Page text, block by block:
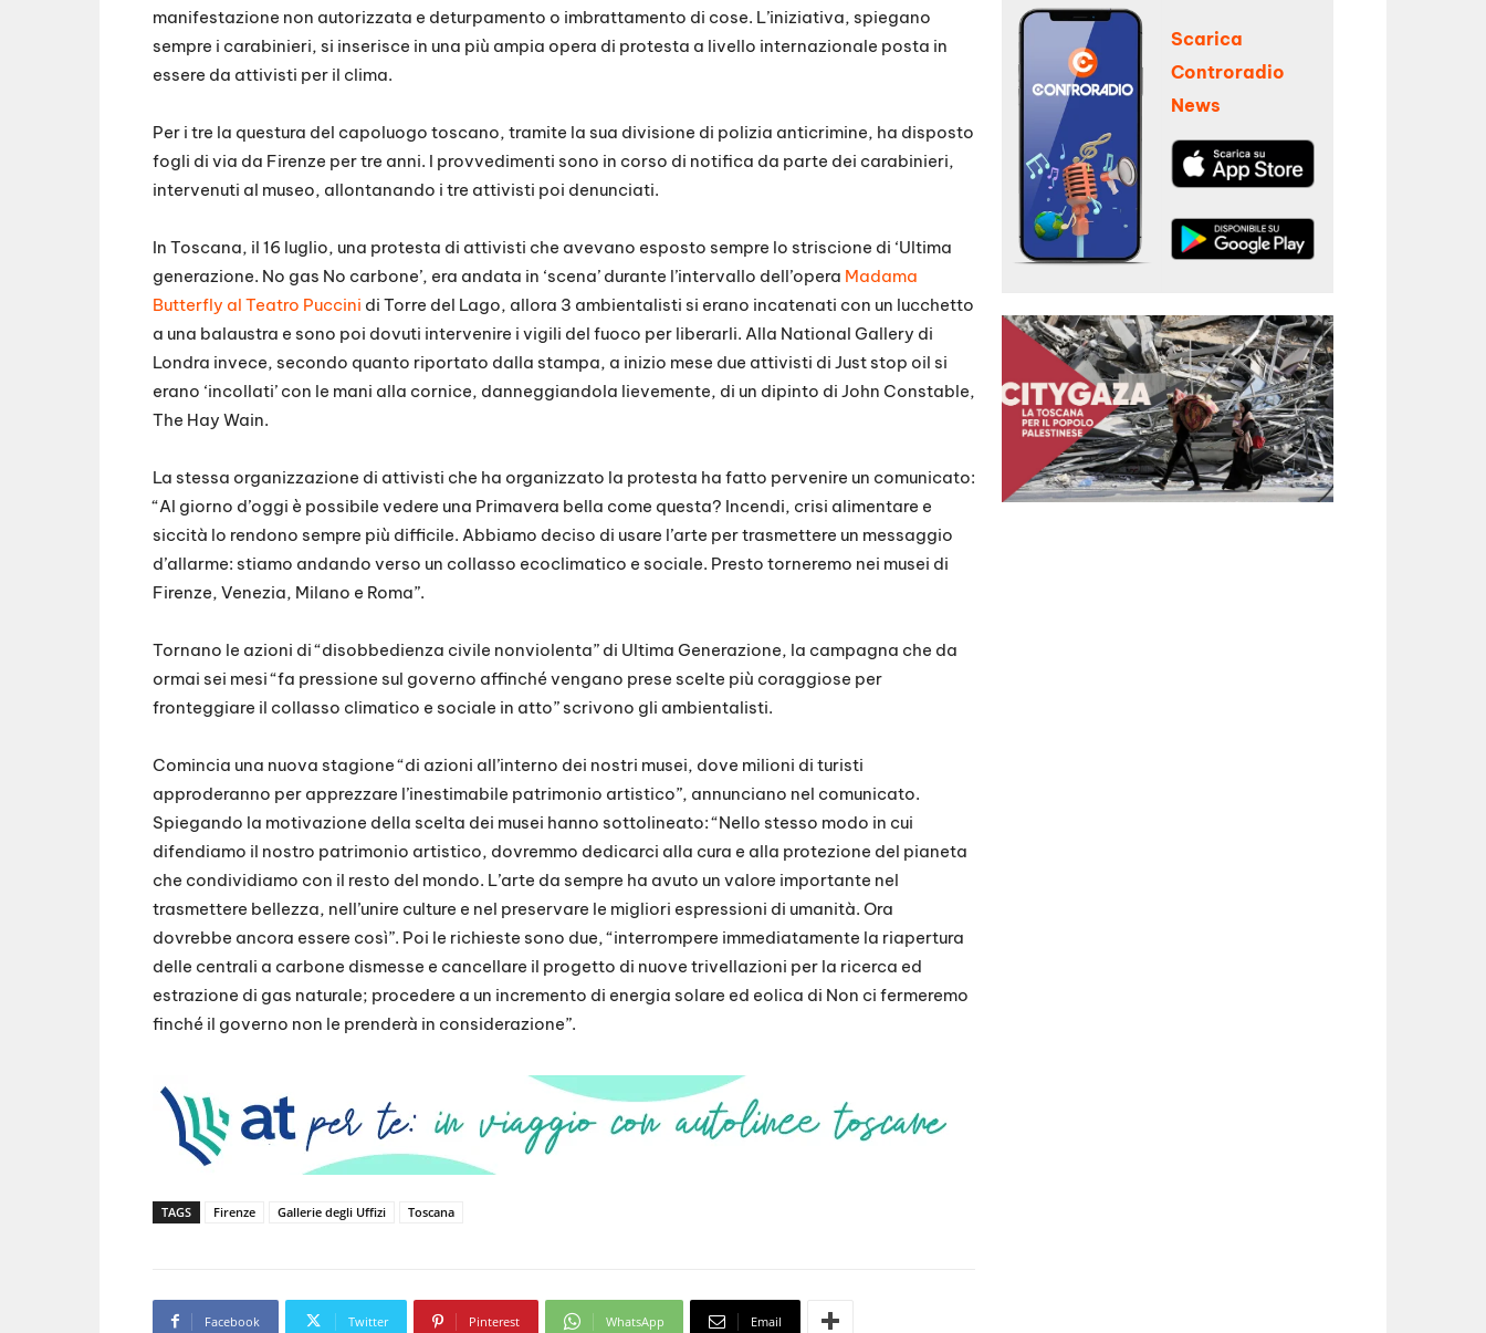
manifestazione non autorizzata e deturpamento o imbrattamento di cose. L’iniziativa, spiegano
sempre i carabinieri, si inserisce in una più ampia opera di protesta a livello internazionale posta in
essere da attivisti per il clima.
Per i tre la questura del capoluogo toscano, tramite la sua divisione di polizia anticrimine, ha disposto
fogli di via da Firenze per tre anni. I provvedimenti sono in corso di notifica da parte dei carabinieri,
intervenuti al museo, allontanando i tre attivisti poi denunciati.
In Toscana, il 16 luglio, una protesta di attivisti che avevano esposto sempre lo striscione di ‘Ultima
generazione. No gas No carbone’, era andata in ‘scena’ durante l’intervallo dell’opera Madama
Butterfly al Teatro Puccini di Torre del Lago, allora 3 ambientalisti si erano incatenati con un lucchetto
a una balaustra e sono poi dovuti intervenire i vigili del fuoco per liberarli. Alla National Gallery di
Londra invece, secondo quanto riportato dalla stampa, a inizio mese due attivisti di Just stop oil si
erano ‘incollati’ con le mani alla cornice, danneggiandola lievemente, di un dipinto di John Constable,
The Hay Wain.
La stessa organizzazione di attivisti che ha organizzato la protesta ha fatto pervenire un comunicato:
“Al giorno d’oggi è possibile vedere una Primavera bella come questa? Incendi, crisi alimentare e
siccità lo rendono sempre più difficile. Abbiamo deciso di usare l’arte per trasmettere un messaggio
d’allarme: stiamo andando verso un collasso ecoclimatico e sociale. Presto torneremo nei musei di
Firenze, Venezia, Milano e Roma”.
Tornano le azioni di “disobbedienza civile nonviolenta” di Ultima Generazione, la campagna che da
ormai sei mesi “fa pressione sul governo affinché vengano prese scelte più coraggiose per
fronteggiare il collasso climatico e sociale in atto” scrivono gli ambientalisti.
Comincia una nuova stagione “di azioni all’interno dei nostri musei, dove milioni di turisti
approderanno per apprezzare l’inestimabile patrimonio artistico”, annunciano nel comunicato.
Spiegando la motivazione della scelta dei musei hanno sottolineato: “Nello stesso modo in cui
difendiamo il nostro patrimonio artistico, dovremmo dedicarci alla cura e alla protezione del pianeta
che condividiamo con il resto del mondo. L’arte da sempre ha avuto un valore importante nel
trasmettere bellezza, nell’unire culture e nel preservare le migliori espressioni di umanità. Ora
dovrebbe ancora essere così”. Poi le richieste sono due, “interrompere immediatamente la riapertura
delle centrali a carbone dismesse e cancellare il progetto di nuove trivellazioni per la ricerca ed
estrazione di gas naturale; procedere a un incremento di energia solare ed eolica di Non ci fermeremo
finché il governo non le prenderà in considerazione”.
TAGS Firenze Gallerie degli Uffizi Toscana
Facebook Twitter Pinterest WhatsApp Email
Scarica
Controradio
News